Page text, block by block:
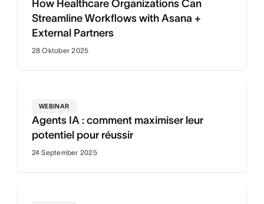
How Healthcare Organizations Can
Streamline Workflows with Asana +
External Partners
28 Oktober 2025
WEBINAR
Agents IA : comment maximiser leur
potentiel pour réussir
24 September 2025